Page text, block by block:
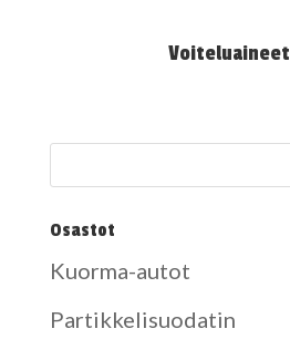
Voiteluaineet
Osastot
Kuorma-autot
Partikkelisuodatin